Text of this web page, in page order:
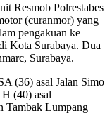
Resmob Polrestabes
(curanmor) yang
pengakuan ke
Kota Surabaya. Dua
Surabaya.
(36) asal Jalan Simo
(40) asal
Tambak Lumpang